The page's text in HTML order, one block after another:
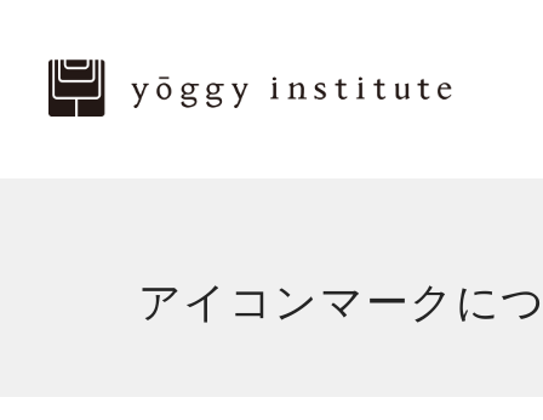
アイコンマークに